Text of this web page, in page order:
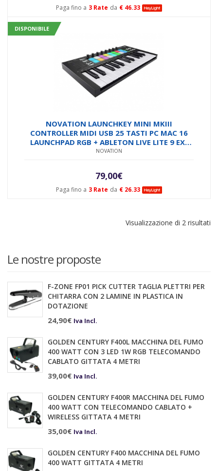
Paga fino a 3 Rate da € 46.33
DISPONIBILE
Paga fino a 3 Rate da € 26.33
NOVATION LAUNCHKEY MINI MKIII
CONTROLLER MIDI USB 25 TASTI PC MAC 16
LAUNCHPAD RGB + ABLETON LIVE LITE 9 EX-
DEMO
NOVATION
79,00€
Visualizzazione di 2 risultati
Le nostre proposte
F-ZONE FP01 PICK CUTTER TAGLIA PLETTRI PER
CHITARRA CON 2 LAMINE IN PLASTICA IN
DOTAZIONE
24,90€ Iva Incl.
GOLDEN CENTURY F400L MACCHINA DEL FUMO
400 WATT CON 3 LED 1W RGB TELECOMANDO
CABLATO GITTATA 4 METRI
39,00€ Iva Incl.
GOLDEN CENTURY F400R MACCHINA DEL FUMO
400 WATT CON TELECOMANDO CABLATO +
WIRELESS GITTATA 4 METRI
35,00€ Iva Incl.
GOLDEN CENTURY F400 MACCHINA DEL FUMO
400 WATT GITTATA 4 METRI